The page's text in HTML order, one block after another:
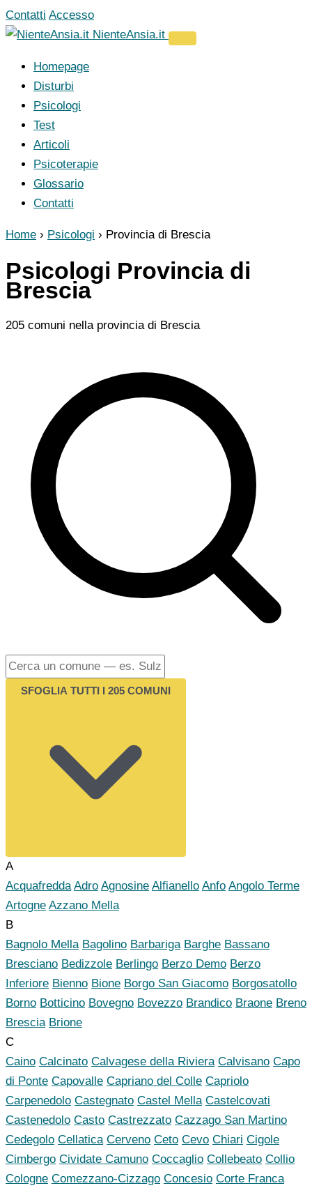
Vai
al
Contatti Accesso
NienteAnsia.it
Homepage
Disturbi
Psicologi
Test
Articoli
Psicoterapie
Glossario
Contatti
Home › Psicologi › Provincia di Brescia
Psicologi Provincia di
Brescia
205 comuni nella provincia di Brescia
SFOGLIA TUTTI I 205 COMUNI
A
Acquafredda Adro Agnosine Alfianello Anfo Angolo Terme
Artogne Azzano Mella
B
Bagnolo Mella Bagolino Barbariga Barghe Bassano
Bresciano Bedizzole Berlingo Berzo Demo Berzo
Inferiore Bienno Bione Borgo San Giacomo Borgosatollo
Borno Botticino Bovegno Bovezzo Brandico Braone Breno
Brescia Brione
C
Caino Calcinato Calvagese della Riviera Calvisano Capo
di Ponte Capovalle Capriano del Colle Capriolo
Carpenedolo Castegnato Castel Mella Castelcovati
Castenedolo Casto Castrezzato Cazzago San Martino
Cedegolo Cellatica Cerveno Ceto Cevo Chiari Cigole
Cimbergo Cividate Camuno Coccaglio Collebeato Collio
Cologne Comezzano-Cizzago Concesio Corte Franca